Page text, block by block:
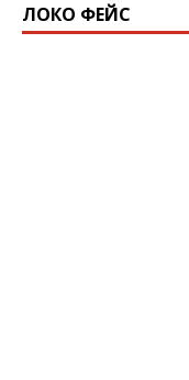
ЛОКО ФЕЙС